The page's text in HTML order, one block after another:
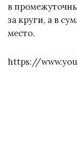
в
за круги, а в
место.
https://